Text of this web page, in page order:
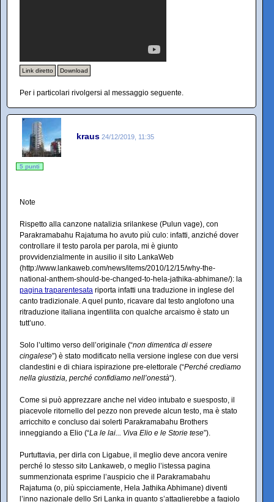
Link diretto Download
Per i particolari rivolgersi al messaggio seguente.
kraus 24/12/2019, 11:35
5 punti
Note
Rispetto alla canzone natalizia srilankese (Pulun vage), con
Parakramabahu Rajatuma ho avuto più culo: infatti, anziché dover
controllare il testo parola per parola, mi è giunto
provvidenzialmente in ausilio il sito LankaWeb
(http://www.lankaweb.com/news/items/2010/12/15/why-the-
national-anthem-should-be-changed-to-hela-jathika-abhimane/): la
pagina traparentesata riporta infatti una traduzione in inglese del
canto tradizionale. A quel punto, ricavare dal testo anglofono una
ritraduzione italiana ingentilita con qualche arcaismo è stato un
tutt’uno.
Solo l’ultimo verso dell’originale (“non dimentica di essere
cingalese”) è stato modificato nella versione inglese con due versi
clandestini e di chiara ispirazione pre-elettorale (“Perché crediamo
nella giustizia, perché confidiamo nell’onestà“).
Come si può apprezzare anche nel video intubato e suesposto, il
piacevole ritornello del pezzo non prevede alcun testo, ma è stato
arricchito e concluso dai solerti Parakramabahu Brothers
inneggiando a Elio (“La le lai... Viva Elio e le Storie tese”).
Purtuttavia, per dirla con Ligabue, il meglio deve ancora venire
perché lo stesso sito Lankaweb, o meglio l’istessa pagina
summenzionata esprime l’auspicio che il Parakramabahu
Rajatuma (o, più spicciamente, Hela Jathika Abhimane) diventi
l’inno nazionale dello Sri Lanka in quanto s’attaglierebbe a fagiolo